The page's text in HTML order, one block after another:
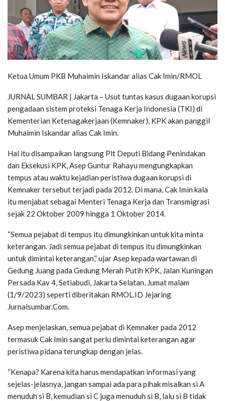
Ketua Umum PKB Muhaimin Iskandar alias Cak Imin/RMOL
JURNAL SUMBAR | Jakarta – Usut tuntas kasus dugaan korupsi
pengadaan sistem proteksi Tenaga Kerja Indonesia (TKI) di
Kementerian Ketenagakerjaan (Kemnaker), KPK akan panggil
Muhaimin Iskandar alias Cak Imin.
Hal itu disampaikan langsung Plt Deputi Bidang Penindakan
dan Eksekusi KPK, Asep Guntur Rahayu mengungkapkan
tempus atau waktu kejadian peristiwa dugaan korupsi di
Kemnaker tersebut terjadi pada 2012. Di mana, Cak Imin kala
itu menjabat sebagai Menteri Tenaga Kerja dan Transmigrasi
sejak 22 Oktober 2009 hingga 1 Oktober 2014.
“Semua pejabat di tempus itu dimungkinkan untuk kita minta
keterangan. Jadi semua pejabat di tempus itu dimungkinkan
untuk dimintai keterangan,” ujar Asep kepada wartawan di
Gedung Juang pada Gedung Merah Putih KPK, Jalan Kuningan
Persada Kav 4, Setiabudi, Jakarta Selatan, Jumat malam
(1/9/2023) seperti diberitakan RMOL.ID Jejaring
Jurnalsumbar.Com.
Asep menjelaskan, semua pejabat di Kemnaker pada 2012
termasuk Cak Imin sangat perlu dimintai keterangan agar
peristiwa pidana terungkap dengan jelas.
“Kenapa? Karena kita harus mendapatkan informasi yang
sejelas-jelasnya, jangan sampai ada para pihak misalkan si A
menuduh si B, kemudian si C juga menuduh si B, lalu si B tidak